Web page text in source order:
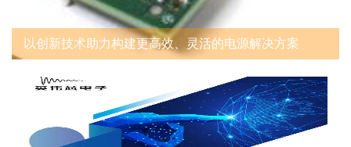
以创新技术助力构建更高效、灵活的电源解决方案